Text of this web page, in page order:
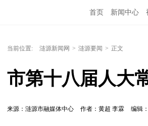
首页 新闻中心
当前位置: 涟源新闻网 > 涟源要闻 > 正文
市第十八届人大
来源：涟源市融媒体中心 作者：黄超 李霖 编辑